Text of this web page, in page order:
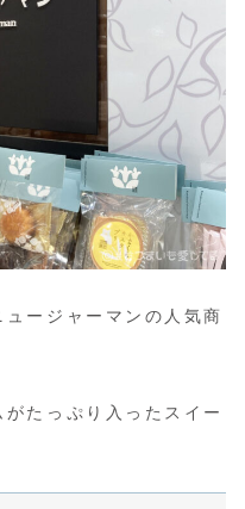
ュージャーマンの人気商
たっぷり入ったスイー